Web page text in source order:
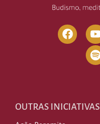
OUTRAS INICIATIVAS